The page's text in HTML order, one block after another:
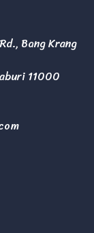
Bang Krang
11000